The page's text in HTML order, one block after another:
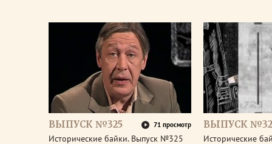
ВЫПУСК №325 71 просмотр
Исторические байки. Выпуск №325
ВЫПУСК
Исторические